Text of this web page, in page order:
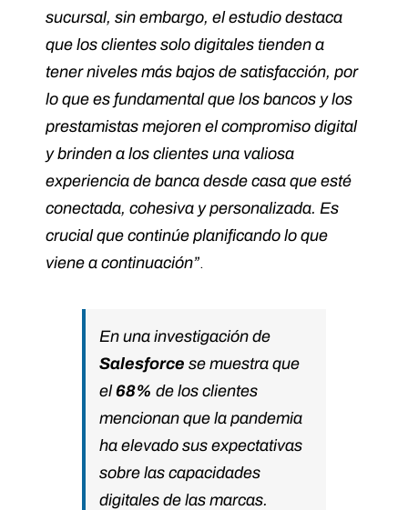
sucursal, sin embargo, el estudio destaca
que los clientes solo digitales tienden a
tener niveles más bajos de satisfacción, por
lo que es fundamental que los bancos y los
prestamistas mejoren el compromiso digital
y brinden a los clientes una valiosa
experiencia de banca desde casa que esté
conectada, cohesiva y personalizada. Es
crucial que continúe planificando lo que
viene a continuación”.
En una investigación de
Salesforce se muestra que
el68% de los clientes
mencionan que la pandemia
ha elevado sus expectativas
sobre las capacidades
digitales de las marcas.